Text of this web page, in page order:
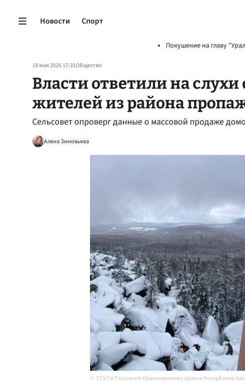
Новости Спорт
Покушение на главу
18 мая 2026 17:31Общество
Власти ответили на слухи
жителей из района
Сельсовет опроверг данные о массовой продаже
Алена Зиновьева
ГСУ СК России по Красноярскому краю и Республике